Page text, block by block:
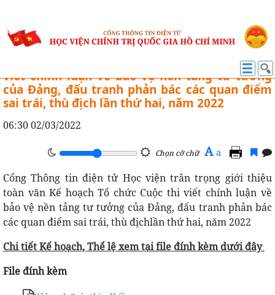
CUỘC THI VIẾT CHÍNH LUẬN KHOA HỌC
Kế hoạch 762-KH/HVCTQG tổ chức Cuộc thi
viết chính luận về bảo vệ nền tảng tư tưởng
của Đảng, đấu tranh phản bác các quan điểm
sai trái, thù địch lần thứ hai, năm 2022
06:30 02/03/2022
Chọn cỡ chữ A a
Cổng Thông tin điện tử Học viện trân trọng giới thiệu
toàn văn Kế hoạch Tổ chức Cuộc thi viết chính luận về
bảo vệ nền tảng tư tưởng của Đảng, đấu tranh phản bác
các quan điểm sai trái, thù địchlần thứ hai, năm 2022
Chi tiết Kế hoạch, Thể lệ xem tại file đính kèm dưới đây:
File đính kèm